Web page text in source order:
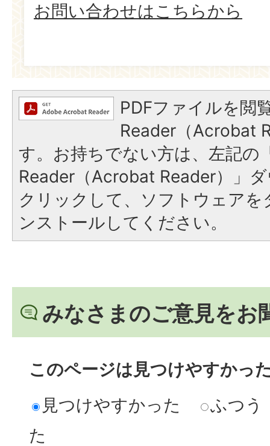
お問い合わせはこちらから
PDFファイルを閲
Reader（Acrobat
す。お持ちでない方は、左記の
Reader（Acrobat Reader）」
クリックして、ソフトウェア
ンストールしてください。
みなさまのご意見をお
このページは見つけやすかっ
見つけやすかった
ふつう
た